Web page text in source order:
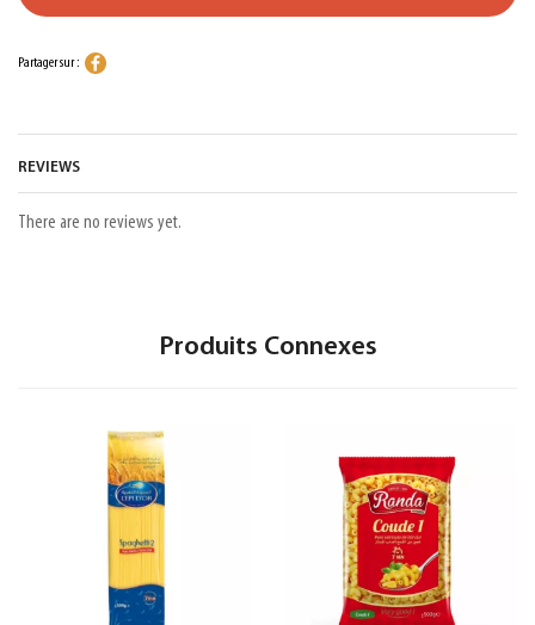
Partager sur :
REVIEWS
There are no reviews yet.
Produits Connexes